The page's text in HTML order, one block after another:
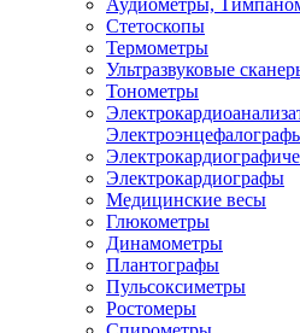
Стетоскопы
Термометры
Ультразвуковые
Тонометры
Электрокардиографы
Медицинские весы
Глюкометры
Динамометры
Плантографы
Пульсоксиметры
Ростомеры